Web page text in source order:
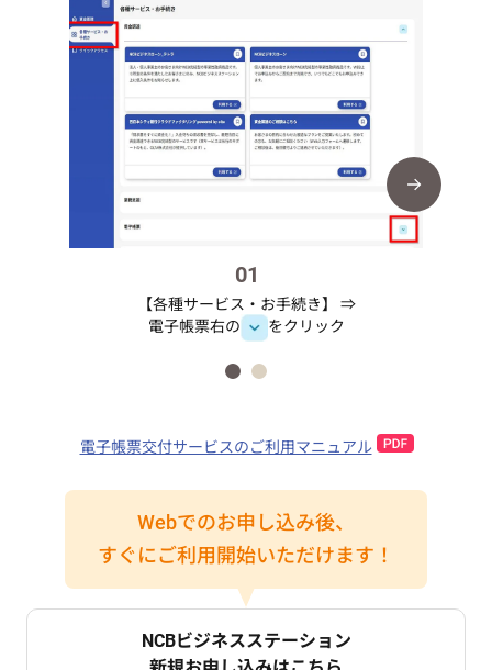
01
【各種サービス・お手続き】 ⇒
電子帳票右の
をクリック
電子帳票交付サービスのご利用マニュアル
Webでのお申し込み後、
すぐにご利用開始いただけます！
NCBビジネスステーション